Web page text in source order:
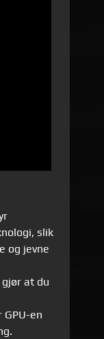
slik
og jevne
at du
en